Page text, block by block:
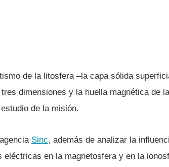
de la litosfera –la capa sólida
tres dimensiones y la huella magnética de
de la misión.
Sinc, además de analizar la
eléctricas en la magnetosfera y en la